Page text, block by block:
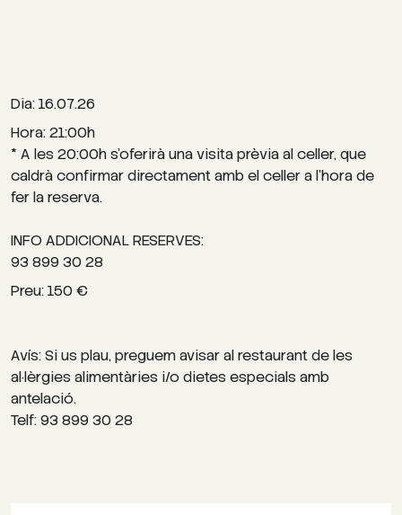
Dia: 16.07.26
Hora: 21:00h
* A les 20:00h s’oferirà una visita prèvia al celler, que
caldrà confirmar directament amb el celler a l’hora de
fer la reserva.
INFO ADDICIONAL RESERVES:
93 899 30 28
Preu: 150 €
Avís: Si us plau, preguem avisar al restaurant de les
al·lèrgies alimentàries i/o dietes especials amb
antelació.
Telf: 93 899 30 28